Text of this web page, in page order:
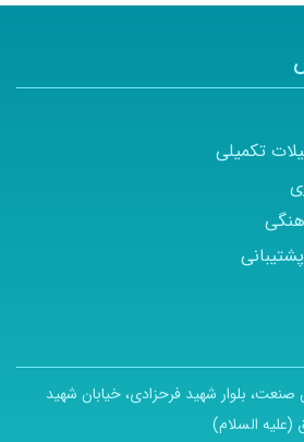
تکمیلی
بلوار شهید فرحزادی، خیابان شهید
(علیه السلام)